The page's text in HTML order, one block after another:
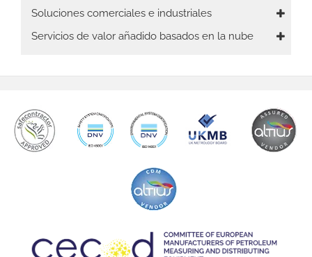
Soluciones comerciales e industriales
Servicios de valor añadido basados en la nube